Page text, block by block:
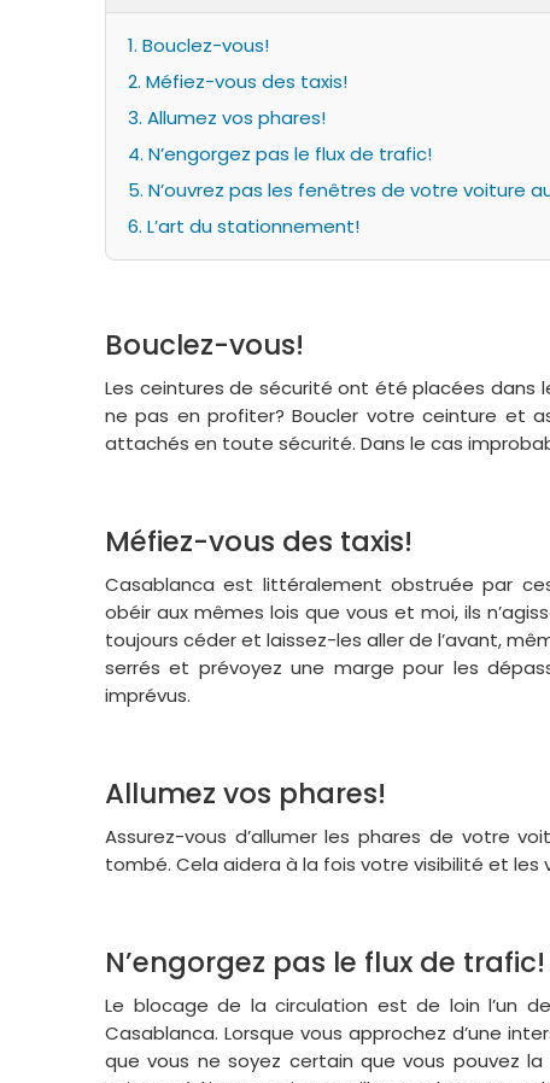
1. Bouclez-vous!
2. Méfiez-vous des taxis!
3. Allumez vos phares!
4. N’engorgez pas le flux de trafic!
5. N’ouvrez pas les fenêtres de votre voiture
6. L’art du stationnement!
Bouclez-vous!
Les ceintures de sécurité ont été placées dans
ne pas en profiter? Boucler votre ceinture et
attachés en toute sécurité. Dans le cas
Méfiez-vous des taxis!
Casablanca est littéralement obstruée par
obéir aux mêmes lois que vous et moi, ils
toujours céder et laissez-les aller de l’avant,
serrés et prévoyez une marge pour les
imprévus.
Allumez vos phares!
Assurez-vous d’allumer les phares de votre
tombé. Cela aidera à la fois votre visibilité et les
N’engorgez pas le flux de trafic!
Le blocage de la circulation est de loin l’un
Casablanca. Lorsque vous approchez d’une
que vous ne soyez certain que vous pouvez